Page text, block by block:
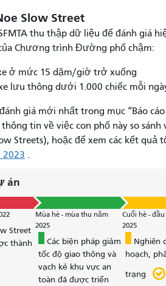
Slow Street
thu thập dữ liệu để đánh giá
Chương trình Đường phố chậm:
ở mức 15 dặm/giờ trở xuống
lưu thông dưới 1.000 chiếc mỗi
giá mới nhất trong mục “Báo
tin về việc con phố này so
Streets), hoặc để xem các kết
2023 .
án
Street
thành
Mùa hè - mùa thu năm
2025
Các biện pháp giảm
tốc độ giao thông và
vạch kẻ khu vực an
toàn đã được triển
Cuối hè -
2025
Nghiên
hoạch,
trạng